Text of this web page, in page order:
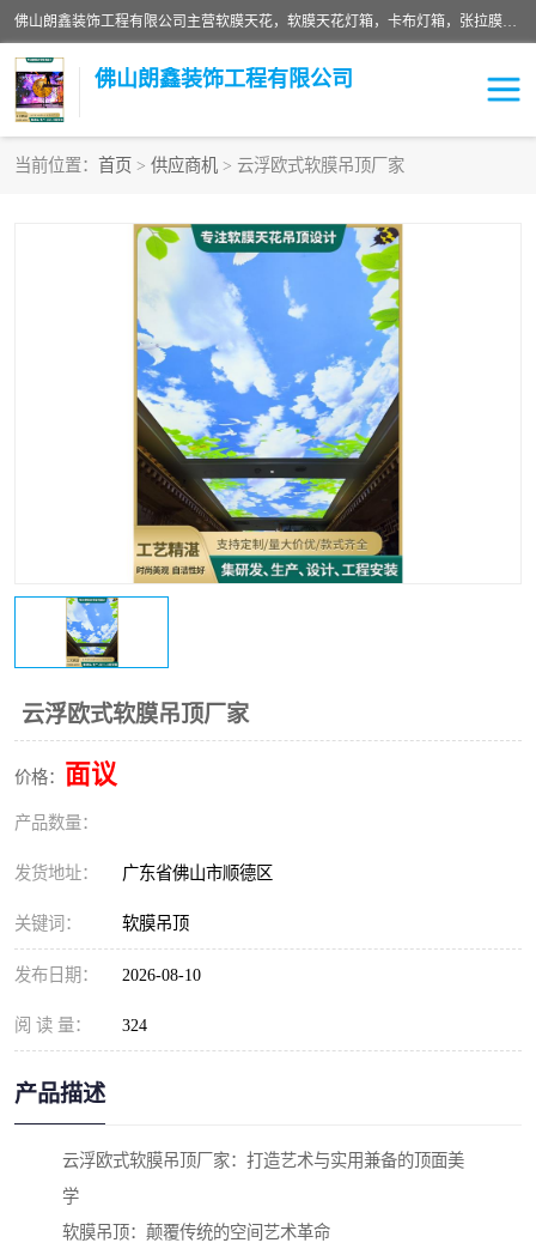
佛山朗鑫装饰工程有限公司主营软膜天花，软膜天花灯箱，卡布灯箱，张拉膜等产品，价格实惠，支持定制；公司专业装饰铺面，家居，会展特装，软膜等工程，技能精良人员，安装快、价格合理，质量保证、热诚与各方有识人士合作，欢迎新老客户来电咨询。
佛山朗鑫装饰工程有限公司
当前位置： 首页 > 供应商机 > 云浮欧式软膜吊顶厂家
云浮欧式软膜吊顶厂家
价格： 面议
产品数量：
发货地址： 广东省佛山市顺德区
关键词： 软膜吊顶
发布日期： 2026-08-10
阅 读 量： 324
产品描述
云浮欧式软膜吊顶厂家：打造艺术与实用兼备的顶面美
学
软膜吊顶：颠覆传统的空间艺术革命
软膜吊顶